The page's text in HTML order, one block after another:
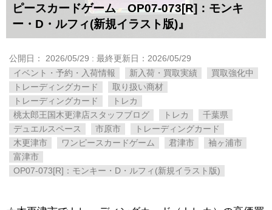
ピースカードゲーム OP07-073[R]：モンキ
ー・D・ルフィ(新規イラスト版)』
公開日： 2026/05/29 : 最終更新日：2026/05/29
イベント・予約・入荷情報
新入荷・買取実績
買取強化中
トレーディングカード
取り扱い商材
トレーディングカード
トレカ
桃太郎王国木更津店スタッフブログ
トレカ
千葉県
デュエルスペース
市原市
トレーディングカード
木更津市
ワンピースカードゲーム 君津市
袖ヶ浦市
富津市
OP07-073[R]：モンキー・D・ルフィ(新規イラスト版)